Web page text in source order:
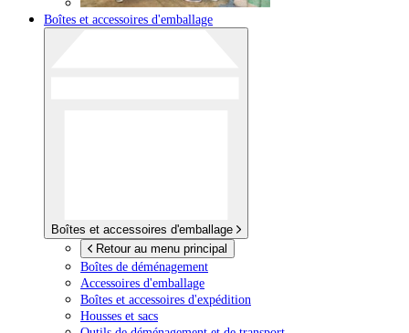
Boîtes et accessoires d'emballage
Boîtes et accessoires d'emballage
Retour au menu principal
Boîtes de déménagement
Accessoires d'emballage
Boîtes et accessoires d'expédition
Housses et sacs